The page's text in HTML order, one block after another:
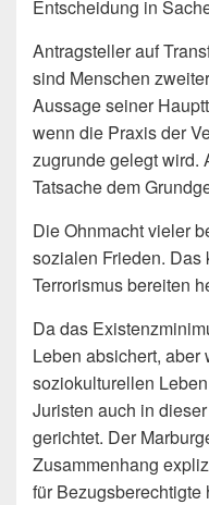
Entscheidung in
Antragsteller auf
sind Menschen
Aussage seiner
wenn die Praxis der
zugrunde gelegt wird.
Tatsache dem
Die Ohnmacht vieler
sozialen Frieden. Das
Terrorismus bereiten
Da das
Leben absichert,
soziokulturellen
Juristen auch in
gerichtet. Der
Zusammenhang
für Bezugsberechtigte